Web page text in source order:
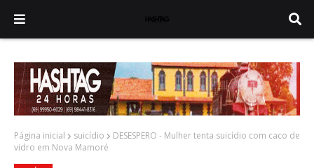
Página inicial suicídio
DESESPERO - Mulher tenta suicídio com caco de
vidro em Nova Mamoré